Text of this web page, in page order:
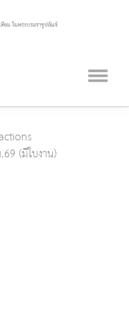
(มีใบงาน)